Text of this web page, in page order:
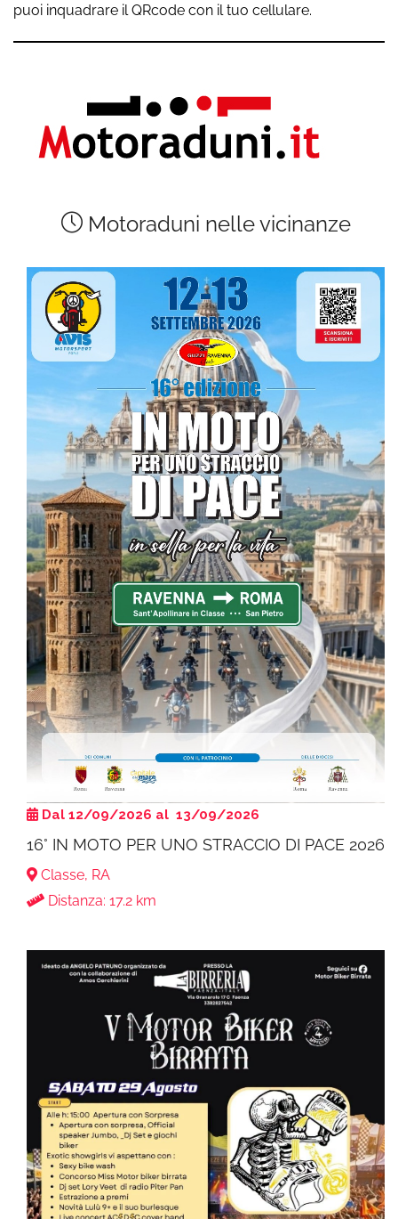
puoi inquadrare il QRcode con il tuo cellulare.
Motoraduni nelle vicinanze
Dal 12/09/2026 al 13/09/2026
16° IN MOTO PER UNO STRACCIO DI PACE 2026
Classe, RA
Distanza: 17.2 km